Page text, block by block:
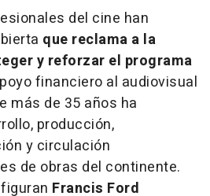
del cine han
que reclama a la
y reforzar el programa
financiero al audiovisual
más de 35 años ha
producción,
y circulación
de obras del continente.
Francis Ford